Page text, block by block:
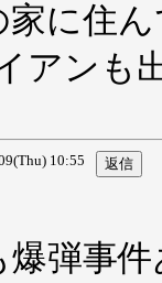
に住
アン
10:55
爆弾事